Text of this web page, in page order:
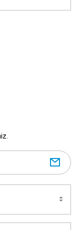
tarafımıza